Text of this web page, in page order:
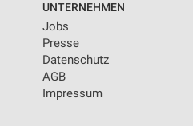
UNTERNEHMEN
Jobs
Presse
Datenschutz
AGB
Impressum